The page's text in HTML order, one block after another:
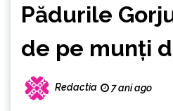
Pădurile
de pe munți
Redactia 7 ani ago